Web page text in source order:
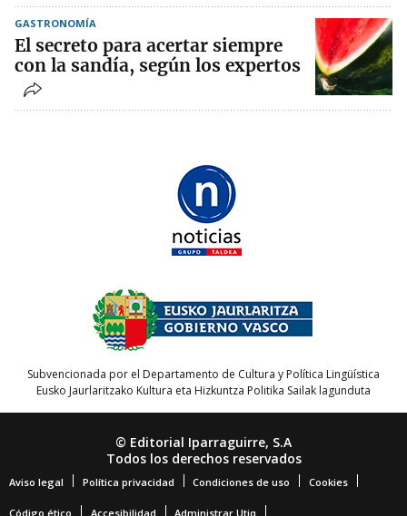
GASTRONOMÍA
El secreto para acertar siempre
con la sandía, según los expertos
Subvencionada por el Departamento de Cultura y Política Lingüística
Eusko Jaurlaritzako Kultura eta Hizkuntza Politika Sailak lagunduta
© Editorial Iparraguirre, S.A
Todos los derechos reservados
Aviso legal Política privacidad Condiciones de uso Cookies
Código ético Accesibilidad Administrar Utiq